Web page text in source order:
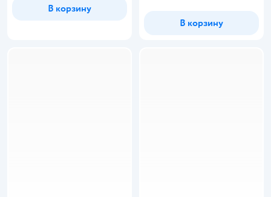
В корзину
В корзину